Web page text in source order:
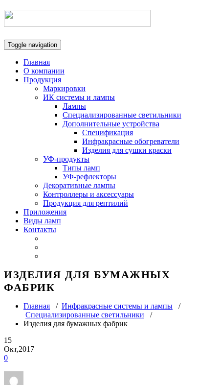
Toggle navigation
Главная
О компании
Продукция
Маркировки
ИК системы и лампы
Лампы
Специализированные светильники
Дополнительные устройства
Спецификация
Инфракрасные обогреватели
Изделия для сушки краски
УФ-продукты
Типы ламп
УФ-рефлекторы
Декоративные лампы
Контроллеры и аксессуары
Продукция для рептилий
Приложения
Виды ламп
Контакты
ИЗДЕЛИЯ ДЛЯ БУМАЖНЫХ
ФАБРИК
Главная / Инфракрасные системы и лампы /
Специализированные светильники /
Изделия для бумажных фабрик
15
Окт,2017
0